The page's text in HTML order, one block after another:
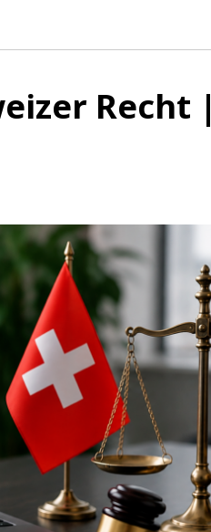
Recht |